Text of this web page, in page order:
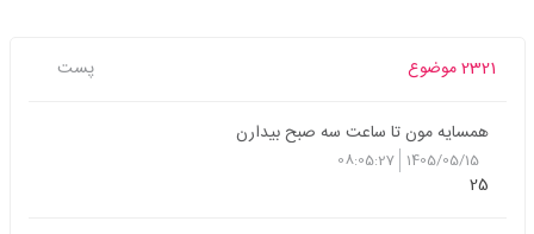
2321 موضوع پست
همسایه مون تا ساعت سه صبح بیدارن
1405/05/15
08:05:27
25